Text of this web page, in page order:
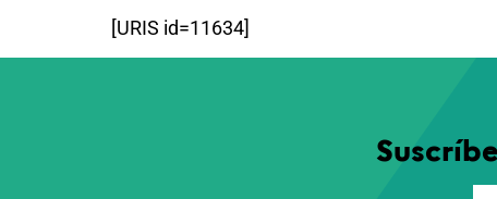
[URIS id=11634]